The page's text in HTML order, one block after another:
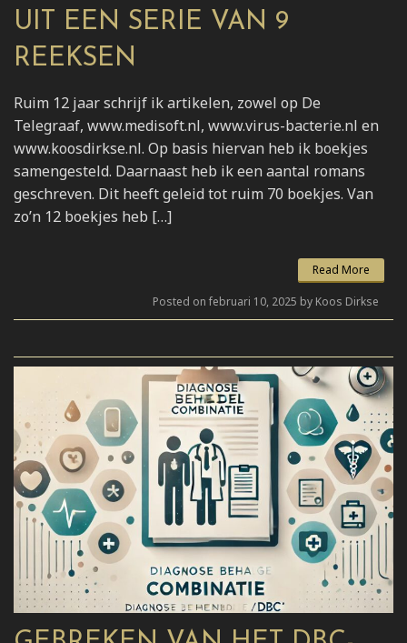
UIT EEN SERIE VAN 9
REEKSEN
Ruim 12 jaar schrijf ik artikelen, zowel op De
Telegraaf, www.medisoft.nl, www.virus-bacterie.nl en
www.koosdirkse.nl. Op basis hiervan heb ik boekjes
samengesteld. Daarnaast heb ik een aantal romans
geschreven. Dit heeft geleid tot ruim 70 boekjes. Van
zo’n 12 boekjes heb […]
Read More
Posted on februari 10, 2025 by Koos Dirkse